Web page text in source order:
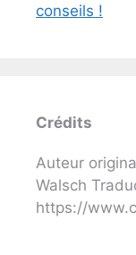
conseils !
Crédits
Auteur
Walsch
https://